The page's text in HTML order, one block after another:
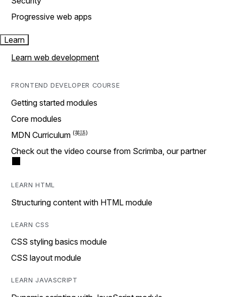
Progressive web apps
Learn
Learn web development
FRONTEND DEVELOPER COURSE
Getting started modules
Core modules
MDN Curriculum
Check out the video course from Scrimba, our partner
LEARN HTML
Structuring content with HTML module
LEARN CSS
CSS styling basics module
CSS layout module
LEARN JAVASCRIPT